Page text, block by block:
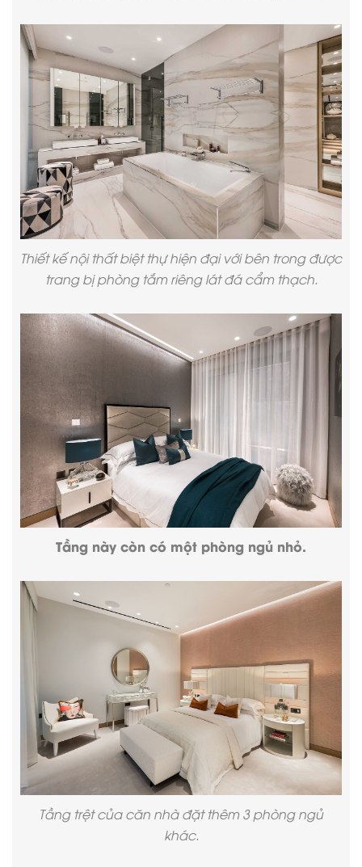
Thiết kế nội thất biệt thự hiện đạivới bên trong được
trang bị phòng tắm riêng lát đá cẩm thạch.
Tầng này còn có một phòng ngủ nhỏ.
Tầng trệt của căn nhà đặt thêm 3 phòng ngủ
khác.